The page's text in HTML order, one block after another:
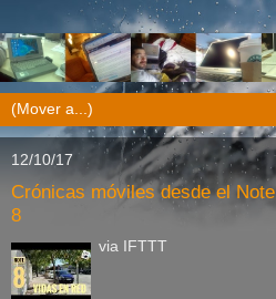
12/10/17
Crónicas móviles desde el Note
8
via IFTTT